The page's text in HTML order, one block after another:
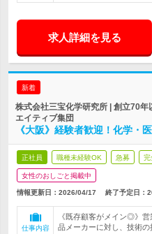
求人詳細を見る
新着
株式会社三宝化学研究所 | 創立70
エイティブ集団
《大阪》経験者歓迎！化学・
正社員 職種未経験OK 急募 完
女性のおしごと掲載中
情報更新日：2026/04/17 終了予定日：
仕事内容
《既存顧客がメイン◎》
品メーカーに対し、技術の